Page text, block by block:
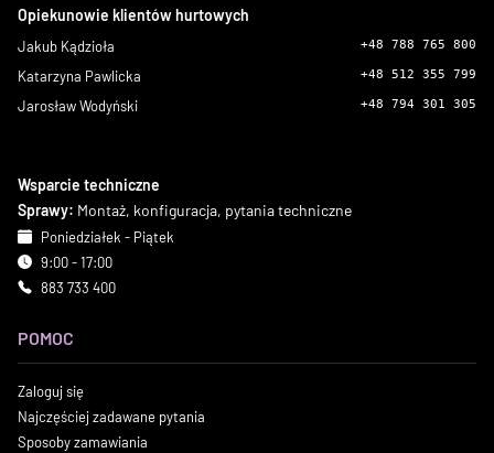
Opiekunowie klientów hurtowych
Jakub Kądzioła +48 788 765 800
Katarzyna Pawlicka +48 512 355 799
Jarosław Wodyński +48 794 301 305
Wsparcie techniczne
Sprawy: Montaż, konfiguracja, pytania techniczne
Poniedziałek - Piątek
9:00 - 17:00
883 733 400
POMOC
Zaloguj się
Najczęściej zadawane pytania
Sposoby zamawiania